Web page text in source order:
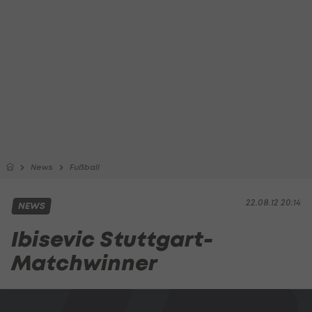
News Fußball
22.08.12 20:14
NEWS
Ibisevic Stuttgart-
Matchwinner